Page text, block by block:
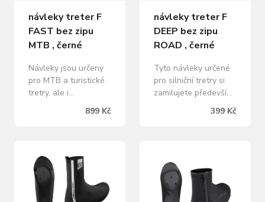
návleky treter F
FAST bez zipu
MTB , černé
Návleky jsou určeny
pro MTB a turistické
tretry, ale i
volnočasovou obuv.
boty. Reflexní prvky
upozorní každého
řidiče na to, že jedete
před ním. Návleky
899 Kč
návleky treter F
DEEP bez zipu
ROAD , černé
Tyto návleky určené
pro silniční tretry si
zamilujete především
pro jejich dokonalé
materiálu. Extra
vysoké návleky chrání
dobře celou spodní
399 Kč